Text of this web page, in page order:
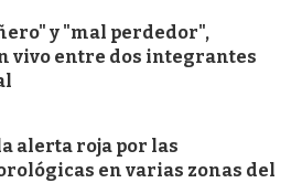
y "mal perdedor",
vivo entre dos integrantes
alerta roja por las
en varias zonas del